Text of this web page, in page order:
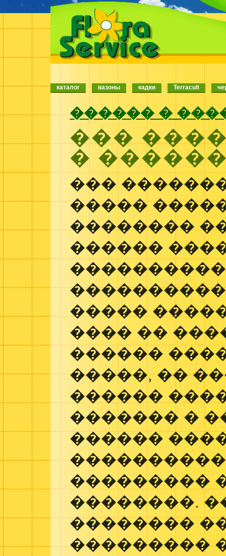
каталог вазоны кадки Terracult
������ �
���
�
���
�����
��������
������
�����
���� ��
������
�����, ��
������
������� �
������
���������
��������.
��������
���������